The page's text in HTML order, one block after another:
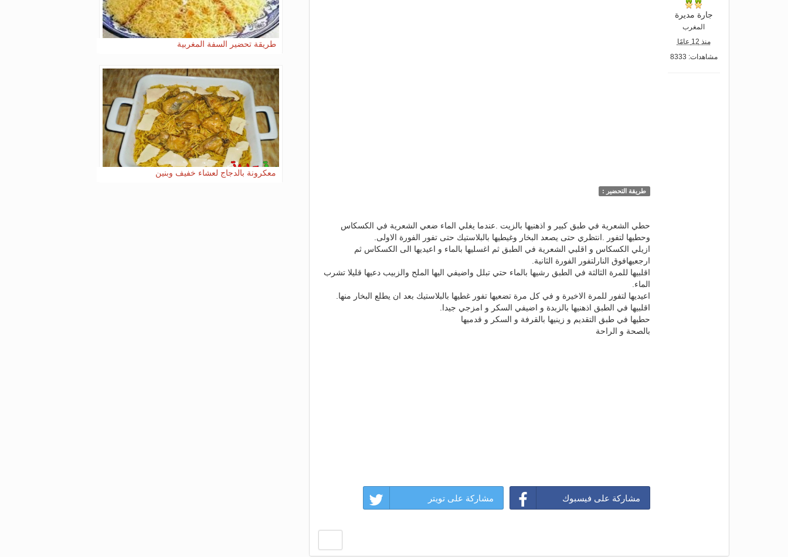
جارة مديرة
المغرب
منذ 12 عامًا
مشاهدات: 8333
طريقة التحضير :
حطي الشعرية في طبق كبير و اذهنيها بالزيت .عندما يغلي الماء ضعي الشعرية في الكسكاس
وحطيها لتفور .انتظري حتى يصعد البخار وغيطيها بالبلاستيك حتى تفور الفورة الاولى.
ازيلي الكسكاس و اقلبي الشعرية في الطبق ثم اغسليها بالماء و اعيديها الى الكسكاس ثم
ارجعيهافوق النارلتفور الفورة الثانية.
اقلبيها للمرة الثالثة في الطبق رشيها بالماء حتي تبلل واضيفي اليها الملح والزبيب دعيها قليلا تشرب
الماء.
اعيديها لتفور للمرة الاخيرة و في كل مرة تضعيها تفور غطيها بالبلاستيك بعد ان يطلع البخار منها.
اقلبيها في الطبق اذهنيها بالزبدة و اضيفي السكر و امزجي جيدا.
حطيها في طبق التقديم و زينيها بالقرفة و السكر و قدميها
بالصحة و الراحة
مشاركة على فيسبوك مشاركة على تويتر
طريقة تحضير السفة المغربية
معكرونة بالدجاج لعشاء خفيف وبنين